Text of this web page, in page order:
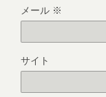
メール ※
サイト